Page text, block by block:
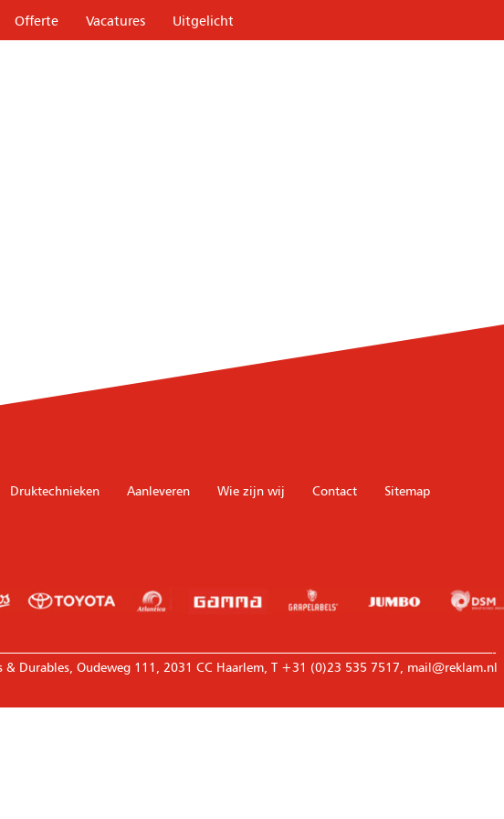
Offerte Vacatures Uitgelicht
Druktechnieken Aanleveren Wie zijn wij Contact Sitemap
& Durables, Oudeweg 111, 2031 CC Haarlem, T +31 (0)23 535 7517, mail@reklam.nl